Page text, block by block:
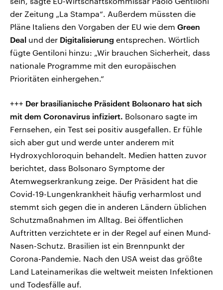
der Zeitung „La Stampa“. Außerdem müssten die
Pläne Italiens den Vorgaben der EU wie dem Green
Deal und der Digitalisierung entsprechen. Wörtlich
fügte Gentiloni hinzu: „Wir brauchen Sicherheit, dass
nationale Programme mit den europäischen
Prioritäten einhergehen.“
+++ Der brasilianische Präsident Bolsonaro hat sich
mit dem Coronavirus infiziert. Bolsonaro sagte im
Fernsehen, ein Test sei positiv ausgefallen. Er fühle
sich aber gut und werde unter anderem mit
Hydroxychloroquin behandelt. Medien hatten zuvor
berichtet, dass Bolsonaro Symptome der
Atemwegserkrankung zeige. Der Präsident hat die
Covid-19-Lungenkrankheit häufig verharmlost und
stemmt sich gegen die in anderen Ländern üblichen
Schutzmaßnahmen im Alltag. Bei öffentlichen
Auftritten verzichtete er in der Regel auf einen Mund-
Nasen-Schutz. Brasilien ist ein Brennpunkt der
Corona-Pandemie. Nach den USA weist das größte
Land Lateinamerikas die weltweit meisten Infektionen
und Todesfälle auf.